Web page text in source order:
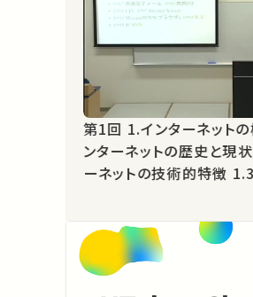
第1回 1.インターネットの概要 1.1 イ
ンターネットの歴史と現状 1.2 インタ
ーネットの技術的特徴 1.3 インター
単位